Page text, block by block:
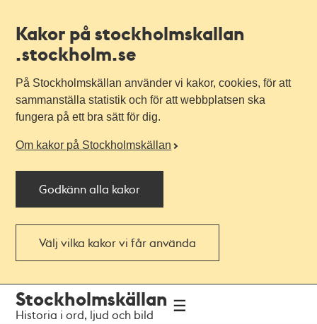
Kakor på stockholmskallan
.stockholm.se
På Stockholmskällan använder vi kakor, cookies, för att
sammanställa statistik och för att webbplatsen ska
fungera på ett bra sätt för dig.
Om kakor på Stockholmskällan
Godkänn alla kakor
Välj vilka kakor vi får använda
navigationen
huvudinnehållet
Stockholmskällan
Historia i ord, ljud och bild